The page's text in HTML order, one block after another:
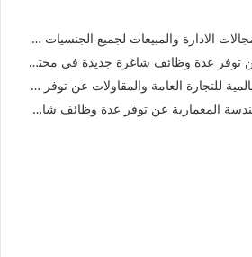
والمقاولات عن توفر عدة وظائف شاغرة جديدة للوافدين والمقيمين في الكويت
توفر عدة وظائف شاغرة جديدة في مختلف التخصصات في الكويت لعام 2026